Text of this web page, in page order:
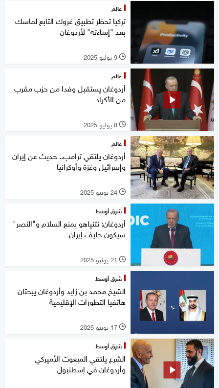
عالم
تركيا تحظر تطبيق غروك التابع لماسك
بعد "إساءته" لأردوغان
l 9 يوليو 2025
عالم
أردوغان يستقبل وفدا من حزب مقرب
من الأكراد
l 8 يوليو 2025
عالم
أردوغان يلتقي ترامب.. حديث عن إيران
وإسرائيل وغزة وأوكرانيا
l 24 يونيو 2025
شرق أوسط
أردوغان: نتنياهو يمنع السلام و"النصر"
سيكون حليف إيران
l 21 يونيو 2025
شرق أوسط
الشيخ محمد بن زايد وأردوغان يبحثان
هاتفيا التطورات الإقليمية
l 17 يونيو 2025
شرق أوسط
الشرع يلتقي المبعوث الأميركي
وأردوغان في إسطنبول